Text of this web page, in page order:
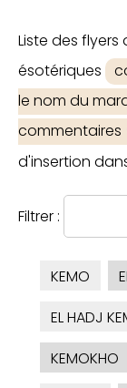
Liste des
ésotériques
le nom du
commentaires
d'insertion
Filtrer :
KEMO
EL HADJ
KEMOKHO